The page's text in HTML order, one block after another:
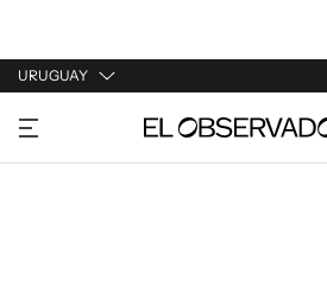
URUGUAY
URUGUAY
ARGENTINA